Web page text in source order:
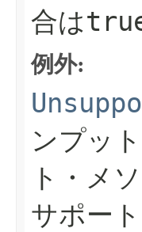
合は
例外:
ンプッ
ト・メ
サポー